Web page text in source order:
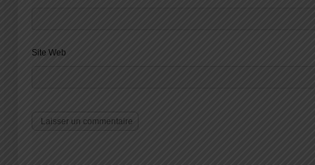
Site Web